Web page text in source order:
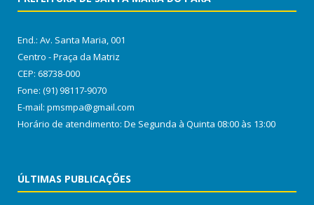
End.: Av. Santa Maria, 001
Centro - Praça da Matriz
CEP: 68738-000
Fone: (91) 98117-9070
E-mail: pmsmpa@gmail.com
Horário de atendimento: De Segunda à Quinta 08:00 às 13:00
ÚLTIMAS PUBLICAÇÕES